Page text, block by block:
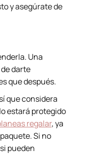
y asegúrate de
Una
darte
que después.
que considera
estará protegido
regalar, ya
Si no
pueden